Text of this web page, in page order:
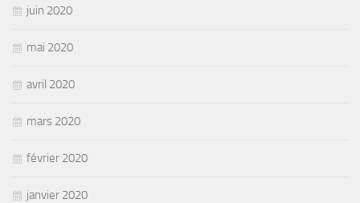
juin 2020
mai 2020
avril 2020
mars 2020
février 2020
janvier 2020